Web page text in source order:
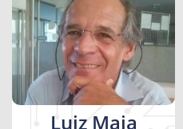
Luiz Maia